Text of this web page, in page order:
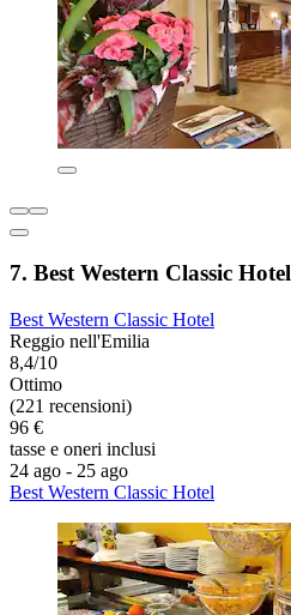
7. Best Western Classic Hotel
Best Western Classic Hotel
Reggio nell'Emilia
8,4/10
Ottimo
(221 recensioni)
96 €
tasse e oneri inclusi
24 ago - 25 ago
Best Western Classic Hotel